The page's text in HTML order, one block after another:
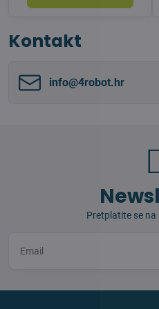
Kontakt
info​@4robot​.hr
Pretplatite se